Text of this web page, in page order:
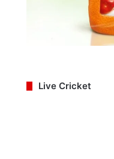
Live Cricket